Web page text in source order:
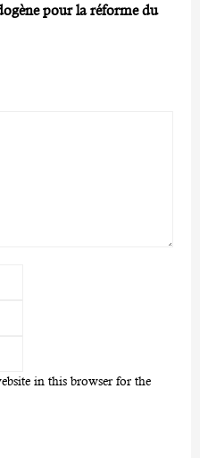
pour la réforme du
in this browser for the